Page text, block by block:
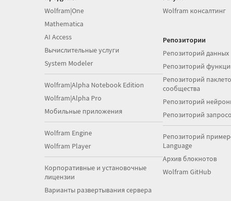
Wolfram|One
Mathematica
AI Access
Вычислительные услуги
System Modeler
Wolfram|Alpha Notebook Edition
Wolfram|Alpha Pro
Мобильные приложения
Wolfram Engine
Wolfram Player
Корпоративные и установочные
лицензии
Варианты развертывания сервера
Wolfram консалтинг
Репозитории
Репозиторий данных
Репозиторий
Репозиторий
сообщества
Репозиторий
Репозиторий
Репозиторий
Language
Архив блокнотов
Wolfram GitHub